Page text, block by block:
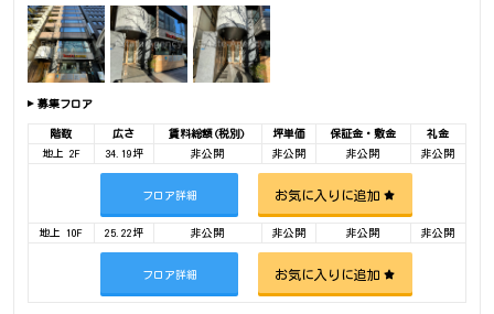
下さい。
募集フロア
階数 広さ 賃料総額(税別) 坪単価 保証金・敷金
礼金
地上 2F
34.19坪 非公開 非公開 非公開 非公開
フロア詳細 お気に入りに追加
地上 10F 25.22坪 非公開 非公開 非公開 非公開
フロア詳細 お気に入りに追加